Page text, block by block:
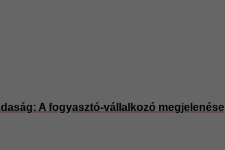
A fogyasztó-vállalkozó megjelenése